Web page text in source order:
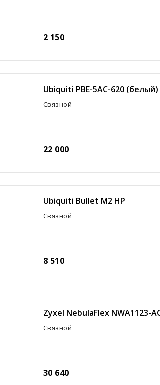
2 150
Ubiquiti PBE-5AC-620 (белый)
Связной
22 000
Ubiquiti Bullet M2 HP
Связной
8 510
Zyxel NebulaFlex NWA1123-
Связной
30 640